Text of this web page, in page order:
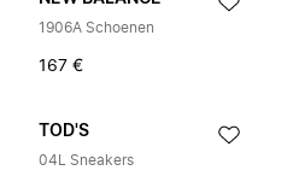
1906A Schoenen
167 €
TOD'S
04L Sneakers